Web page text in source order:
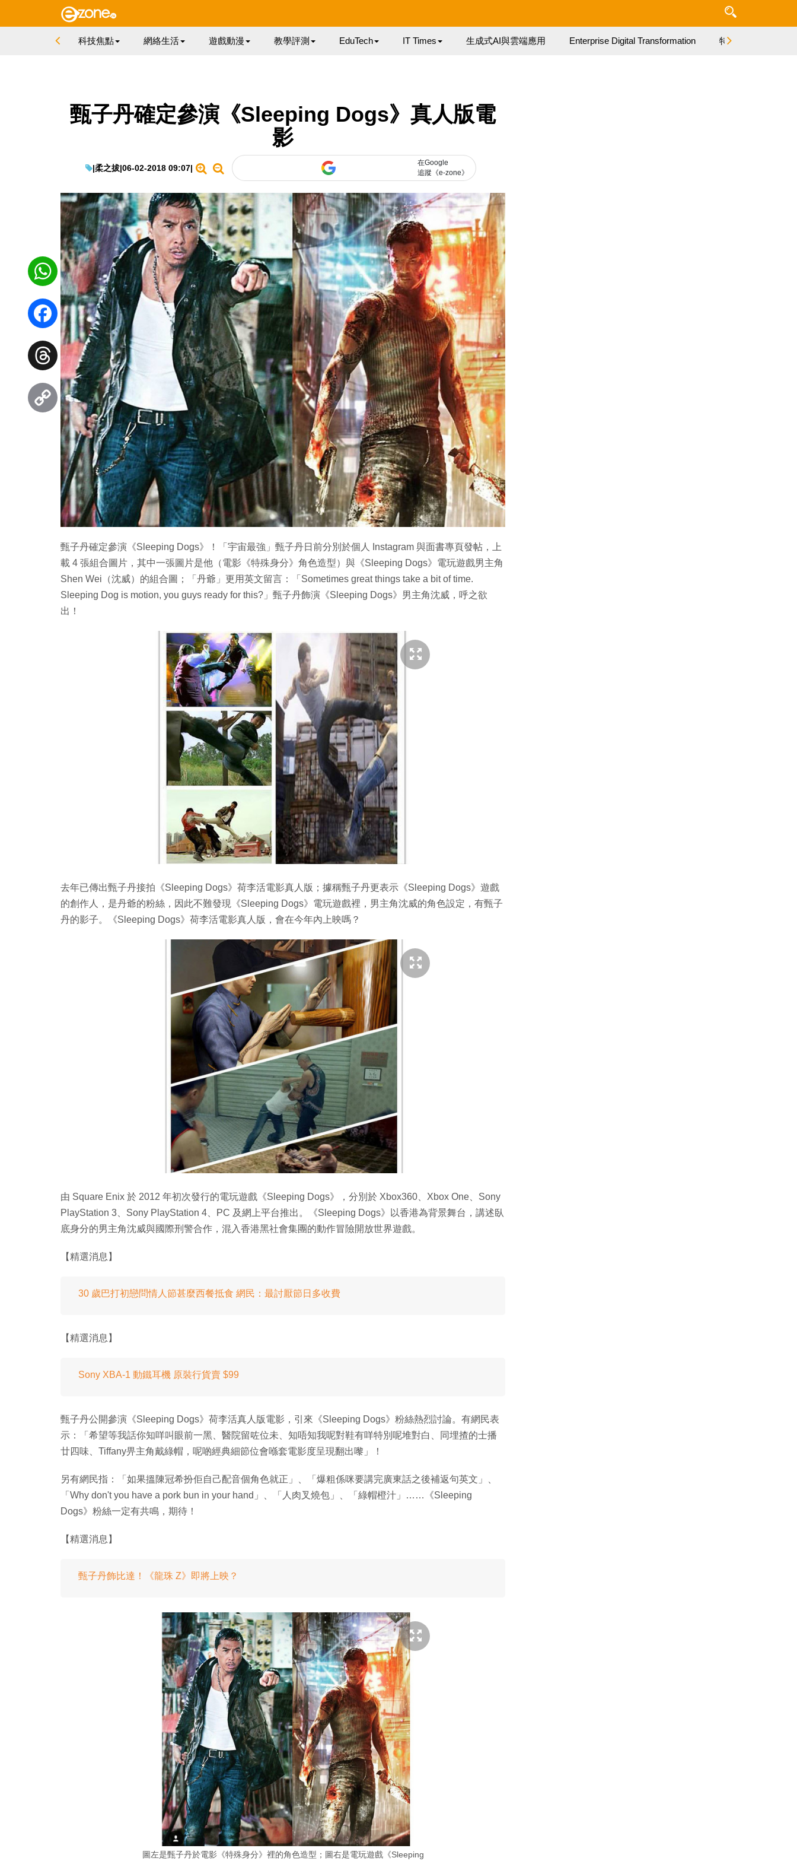
科技焦點 網絡生活 遊戲動漫 教學評測 EduTech IT Times 生成式AI與雲端應用 Enterprise Digital Transformation 特集
甄子丹確定參演《Sleeping Dogs》真人版電
影
|柔之拔|06-02-2018 09:07|
在Google
追蹤《e-zone》
甄子丹確定參演《Sleeping Dogs》！「宇宙最強」甄子丹日前分別於個人 Instagram 與面書專頁發帖，上
載 4 張組合圖片，其中一張圖片是他（電影《特殊身分》角色造型）與《Sleeping Dogs》電玩遊戲男主角
Shen Wei（沈威）的組合圖；「丹爺」更用英文留言：「Sometimes great things take a bit of time.
Sleeping Dog is motion, you guys ready for this?」甄子丹飾演《Sleeping Dogs》男主角沈威，呼之欲
出！
去年已傳出甄子丹接拍《Sleeping Dogs》荷李活電影真人版；據稱甄子丹更表示《Sleeping Dogs》遊戲
的創作人，是丹爺的粉絲，因此不難發現《Sleeping Dogs》電玩遊戲裡，男主角沈威的角色設定，有甄子
丹的影子。《Sleeping Dogs》荷李活電影真人版，會在今年內上映嗎？
由 Square Enix 於 2012 年初次發行的電玩遊戲《Sleeping Dogs》，分別於 Xbox360、Xbox One、Sony
PlayStation 3、Sony PlayStation 4、PC 及網上平台推出。《Sleeping Dogs》以香港為背景舞台，講述臥
底身分的男主角沈威與國際刑警合作，混入香港黑社會集團的動作冒險開放世界遊戲。
【精選消息】
30 歲巴打初戀問情人節甚麼西餐抵食 網民：最討厭節日多收費
【精選消息】
Sony XBA-1 動鐵耳機 原裝行貨賣 $99
甄子丹公開參演《Sleeping Dogs》荷李活真人版電影，引來《Sleeping Dogs》粉絲熱烈討論。有網民表
示：「希望等我話你知咩叫眼前一黑、醫院留咗位未、知唔知我呢對鞋有咩特別呢堆對白、同埋揸的士播
廿四味、Tiffany畀主角戴綠帽，呢啲經典細節位會喺套電影度呈現翻出嚟」！
另有網民指：「如果搵陳冠希扮佢自己配音個角色就正」、「爆粗係咪要講完廣東話之後補返句英文」、
「Why don't you have a pork bun in your hand」、「人肉叉燒包」、「綠帽橙汁」……《Sleeping
Dogs》粉絲一定有共鳴，期待！
【精選消息】
甄子丹飾比達！《龍珠 Z》即將上映？
圖左是甄子丹於電影《特殊身分》裡的角色造型；圖右是電玩遊戲《Sleeping
WhatsApp
Facebook
Threads
Copy
Link